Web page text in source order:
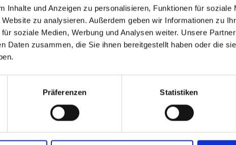
Inhalte und Anzeigen zu personalisieren, Funktionen für soziale
zu analysieren. Außerdem geben wir Informationen zu
soziale Medien, Werbung und Analysen weiter. Unsere
Daten zusammen, die Sie ihnen bereitgestellt haben oder die
Präferenzen Statistiken